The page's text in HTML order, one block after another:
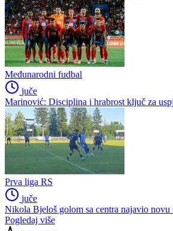
Međunarodni fudbal
juče
Marinović: Disciplina i hrabrost ključ za
Prva liga RS
juče
Nikola Bjeloš golom sa centra najavio novu
Pogledaj više